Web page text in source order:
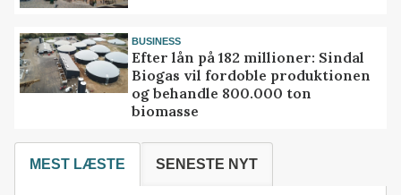
BUSINESS
Efter lån på 182 millioner: Sindal
Biogas vil fordoble produktionen
og behandle 800.000 ton
biomasse
MEST LÆSTE SENESTE NYT